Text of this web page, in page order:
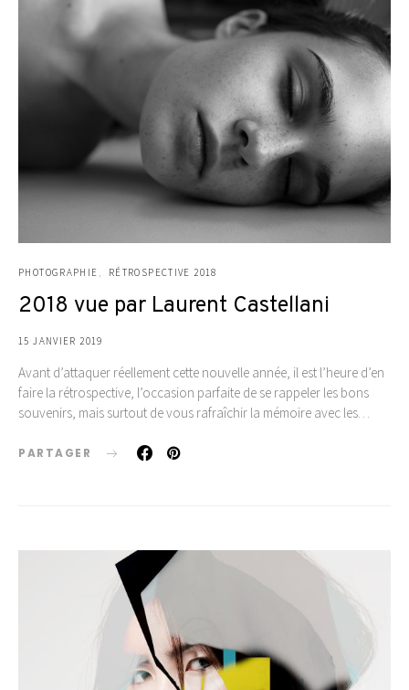
PHOTOGRAPHIE RÉTROSPECTIVE 2018
2018 vue par Laurent Castellani
15 JANVIER 2019
Avant d’attaquer réellement cette nouvelle année, il est l’heure d’en
faire la rétrospective, l’occasion parfaite de se rappeler les bons
souvenirs, mais surtout de vous rafraîchir la mémoire avec les…
PARTAGER